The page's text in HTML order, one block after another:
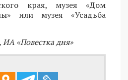
края, музея «Дом
или музея «Усадьба
«Повестка дня»